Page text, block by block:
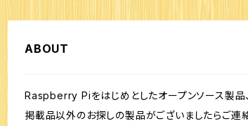
ABOUT
Raspberry Piをはじめとしたオープンソース製品
掲載品以外のお探しの製品がございましたらご連